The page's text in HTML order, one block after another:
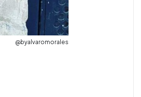
@byalvaromorales